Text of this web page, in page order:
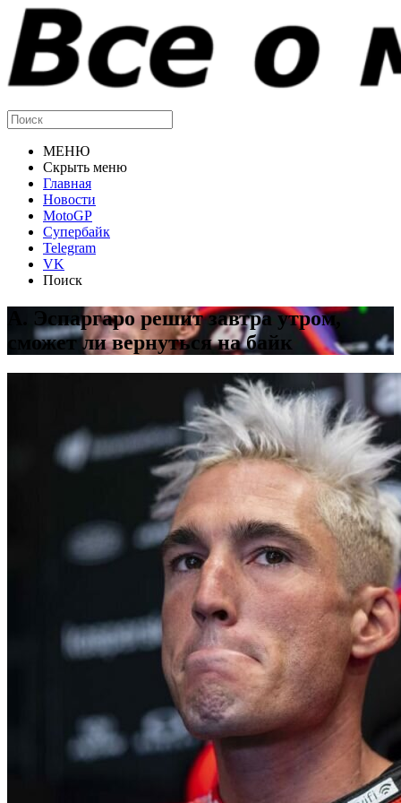
МЕНЮ
Скрыть меню
Главная
Новости
MotoGP
Супербайк
Telegram
VK
Поиск
А. Эспаргаро решит завтра утром,
сможет ли вернуться на байк